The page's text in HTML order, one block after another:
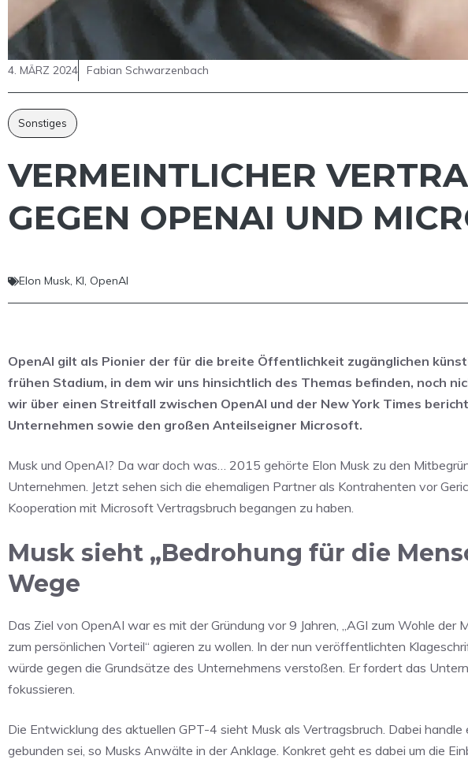
4. MÄRZ 2024 Fabian Schwarzenbach
Sonstiges
VERMEINTLICHER
GEGEN OPENAI UND
Elon Musk, KI, OpenAI
OpenAI gilt als Pionier der für die breite Öffentlichkeit zugänglichen
frühen Stadium, in dem wir uns hinsichtlich des Themas befinden, noch
wir über einen Streitfall zwischen OpenAI und der New York Times
Unternehmen sowie den großen Anteilseigner Microsoft.
Musk und OpenAI? Da war doch was… 2015 gehörte Elon Musk zu den
Unternehmen. Jetzt sehen sich die ehemaligen Partner als Kontrahenten vor
Kooperation mit Microsoft Vertragsbruch begangen zu haben.
Musk sieht „Bedrohung für die
Wege
Das Ziel von OpenAI war es mit der Gründung vor 9 Jahren, „AGI zum Wohle
zum persönlichen Vorteil“ agieren zu wollen. In der nun veröffentlichten
würde gegen die Grundsätze des Unternehmens verstoßen. Er fordert das
fokussieren.
Die Entwicklung des aktuellen GPT-4 sieht Musk als Vertragsbruch. Dabei
gebunden sei, so Musks Anwälte in der Anklage. Konkret geht es dabei um die